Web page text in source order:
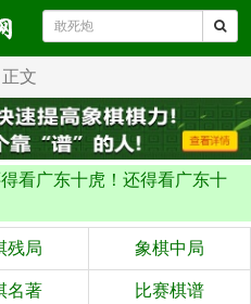
正文
看广东十虎！还得看广东十
残局 象棋中局
名著 比赛棋谱